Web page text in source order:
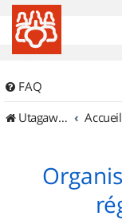
FAQ
UtagawaVTT (Randos VTT et VTTAE avec traces GPS)